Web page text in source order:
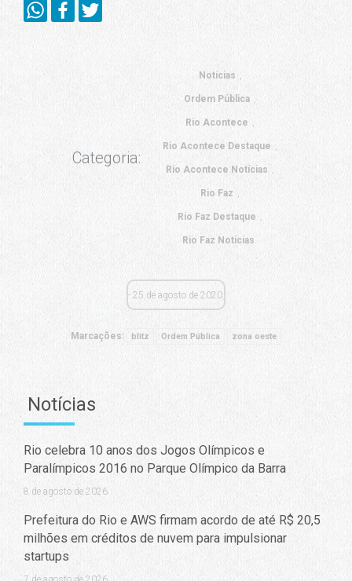
Categoria:
Notícias
Ordem Pública
Rio Acontece
Rio Acontece Destaque
Rio Acontece Notícias
Rio Faz
Rio Faz Destaque
Rio Faz Notícias
25 de agosto de 2020
Marcações: blitz Ordem Pública zona oeste
Notícias
Rio celebra 10 anos dos Jogos Olímpicos e
Paralímpicos 2016 no Parque Olímpico da Barra
8 de agosto de 2026
Prefeitura do Rio e AWS firmam acordo de até R$ 20,5
milhões em créditos de nuvem para impulsionar
startups